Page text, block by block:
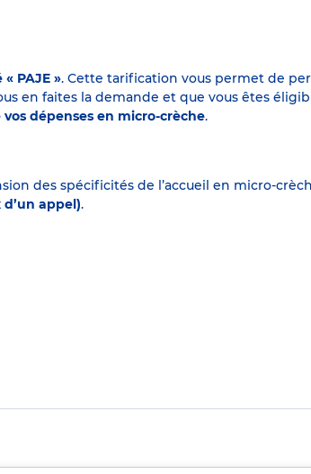
PAJE ». Cette tarification vous permet de
en faites la demande et que vous êtes
vos dépenses en micro-crèche.
des spécificités de l’accueil en micro-
appel).